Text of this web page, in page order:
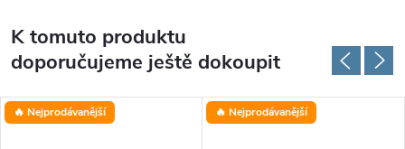
K tomuto produktu
doporučujeme ještě dokoupit
🔥 Nejprodávanější 🔥 Nejprodávanější